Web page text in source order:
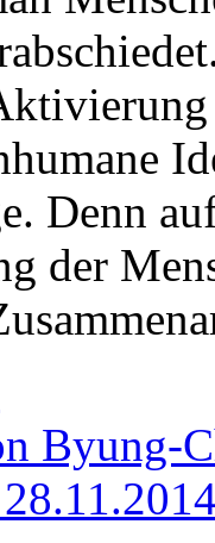
Denn
der
Byung-